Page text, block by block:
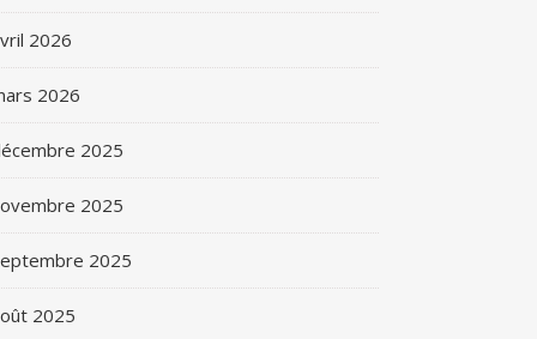
2026
2026
2025
2025
2025
2025